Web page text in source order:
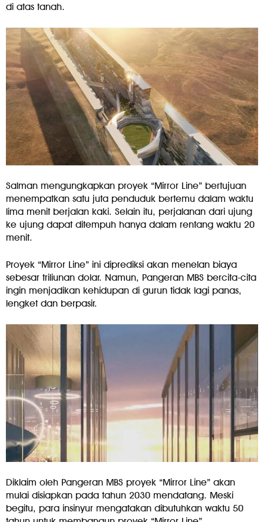
di atas tanah.
Salman mengungkapkan proyek “Mirror Line” bertujuan
menempatkan satu juta penduduk bertemu dalam waktu
lima menit berjalan kaki. Selain itu, perjalanan dari ujung
ke ujung dapat ditempuh hanya dalam rentang waktu 20
menit.
Proyek “Mirror Line” ini diprediksi akan menelan biaya
sebesar triliunan dolar. Namun, Pangeran MBS bercita-cita
ingin menjadikan kehidupan di gurun tidak lagi panas,
lengket dan berpasir.
Diklaim oleh Pangeran MBS proyek “Mirror Line” akan
mulai disiapkan pada tahun 2030 mendatang. Meski
begitu, para insinyur mengatakan dibutuhkan waktu 50